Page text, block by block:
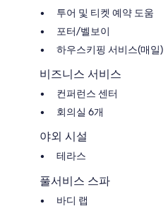
투어 및 티켓 예약 도움
포터/벨보이
하우스키핑 서비스(매일)
비즈니스 서비스
컨퍼런스 센터
회의실 6개
야외 시설
테라스
풀서비스 스파
바디 랩